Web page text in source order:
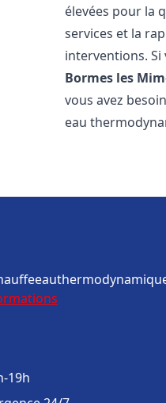
élevées pour la
services et la
interventions. Si
Bormes les
vous avez
eau
19h